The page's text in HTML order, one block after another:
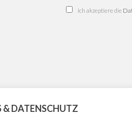
Ich akzeptiere die
& DATENSCHUTZ